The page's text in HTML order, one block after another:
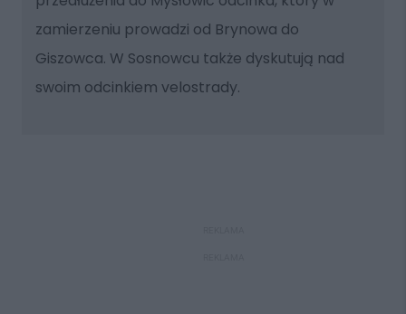
zamierzeniu prowadzi od Brynowa do
Giszowca. W Sosnowcu także dyskutują nad
swoim odcinkiem velostrady.